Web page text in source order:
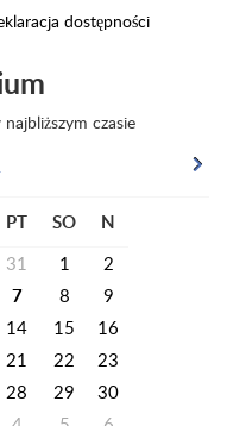
dostępności
czasie
PT SO N
31 1
2
7 8
9
14 15
16
21 22
23
28 29
30